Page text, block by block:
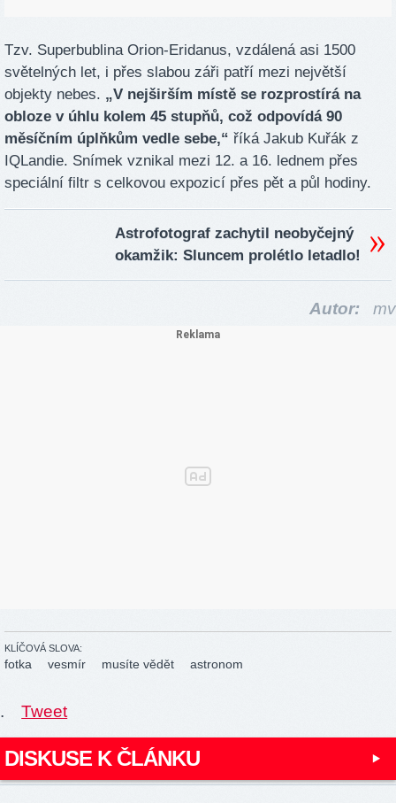
Tzv. Superbublina Orion-Eridanus, vzdálená asi 1500
světelných let, i přes slabou záři patří mezi největší
objekty nebes. „V nejširším místě se rozprostírá na
obloze v úhlu kolem 45 stupňů, což odpovídá 90
měsíčním úplňkům vedle sebe,“ říká Jakub Kuřák z
IQLandie. Snímek vznikal mezi 12. a 16. lednem přes
speciální filtr s celkovou expozicí přes pět a půl hodiny.
Astrofotograf zachytil neobyčejný
okamžik: Sluncem prolétlo letadlo!
Autor: mv
KLÍČOVÁ SLOVA:
fotka vesmír musíte vědět astronom
. Tweet
DISKUSE K ČLÁNKU